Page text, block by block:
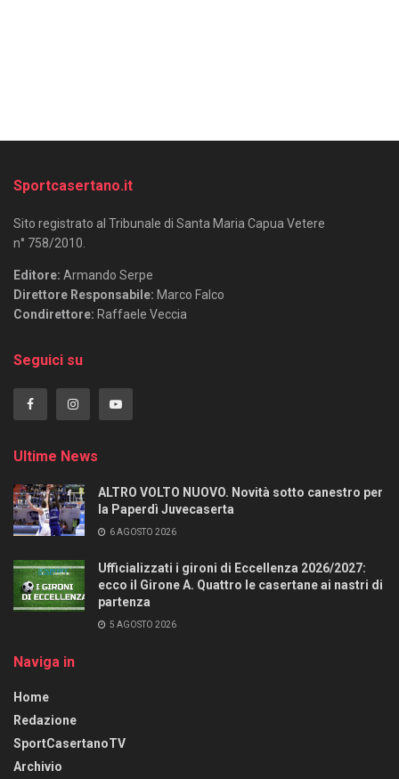
Sportcasertano.it
Sito registrato al Tribunale di Santa Maria Capua Vetere
n° 758/2010.
Editore: Armando Serpe
Direttore Responsabile: Marco Falco
Condirettore: Raffaele Veccia
Seguici su
Ultime News
ALTRO VOLTO NUOVO. Novità sotto canestro per
la Paperdì Juvecaserta
6 AGOSTO 2026
Ufficializzati i gironi di Eccellenza 2026/2027:
ecco il Girone A. Quattro le casertane ai nastri di
partenza
5 AGOSTO 2026
Naviga in
Home
Redazione
SportCasertanoTV
Archivio